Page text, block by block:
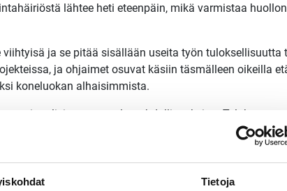
Tietoja
lähtee heti eteenpäin, mikä varmistaa
ja se pitää sisällään useita työn tuloksellisuutta
ja ohjaimet osuvat käsiin täsmälleen oikeilla
koneluokan alhaisimmista.
varustelumahdollisuuksista Telakoneen
Päästöluokka: Kaatokuorma:11000/